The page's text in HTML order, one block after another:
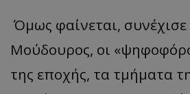
Όμως φαίνεται, συνέχισε
Μούδουρος, οι
της εποχής, τα τμήματα